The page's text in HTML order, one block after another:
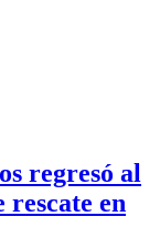
regresó al
en